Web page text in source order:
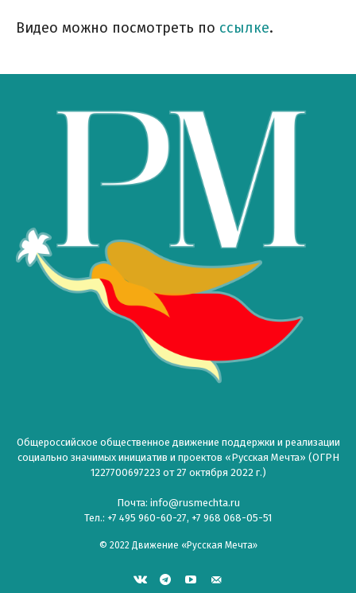
Видео можно посмотреть по ссылке.
Общероссийское общественное движение поддержки и реализации
социально значимых инициатив и проектов «Русская Мечта» (ОГРН
1227700697223 от 27 октября 2022 г.)
Почта: info@rusmechta.ru
Тел.: +7 495 960-60-27, +7 968 068-05-51
© 2022 Движение «Русская Мечта»